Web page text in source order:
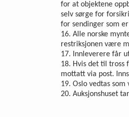
for at objektene
selv sørge for
for sendinger som
16. Alle norske
restriksjonen være
17. Innleverere får
18. Hvis det til tross
mottatt via post.
19. Oslo vedtas
20. Auksjonshuset